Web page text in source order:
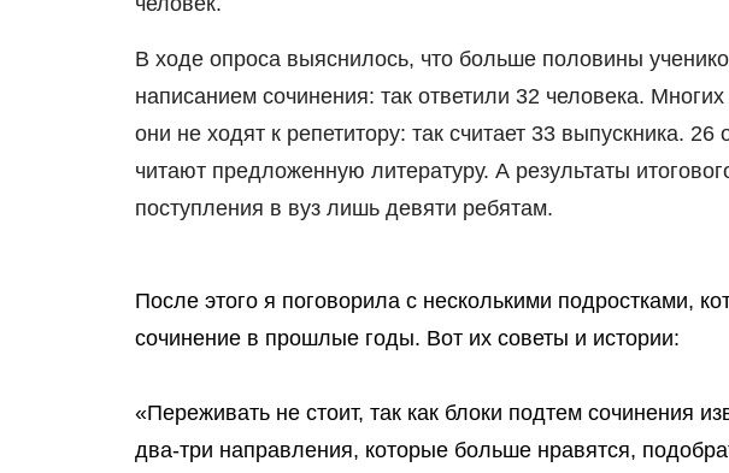
В ходе опроса выяснилось, что больше половины
написанием сочинения: так ответили 32 человека.
они не ходят к репетитору: так считает 33 выпускника.
читают предложенную литературу. А результаты
поступления в вуз лишь девяти ребятам.
После этого я поговорила с несколькими подростками,
сочинение в прошлые годы. Вот их советы и истории:
«Переживать не стоит, так как блоки подтем сочинения
два-три направления, которые больше нравятся,